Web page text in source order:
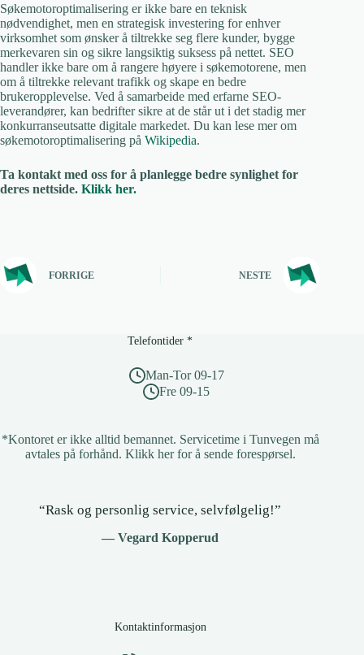
Søkemotoroptimalisering er ikke bare en teknisk
nødvendighet, men en strategisk investering for enhver
virksomhet som ønsker å tiltrekke seg flere kunder, bygge
merkevaren sin og sikre langsiktig suksess på nettet. SEO
handler ikke bare om å rangere høyere i søkemotorene, men
om å tiltrekke relevant trafikk og skape en bedre
brukeropplevelse. Ved å samarbeide med erfarne SEO-
leverandører, kan bedrifter sikre at de står ut i det stadig mer
konkurranseutsatte digitale markedet. Du kan lese mer om
søkemotoroptimalisering på Wikipedia.
Ta kontakt med oss for å planlegge bedre synlighet for
deres nettside. Klikk her.
FORRIGE NESTE
Telefontider *
Man-Tor 09-17
Fre 09-15
*Kontoret er ikke alltid bemannet. Servicetime i Tunvegen må
avtales på forhånd. Klikk her for å sende forespørsel.
“Rask og personlig service, selvfølgelig!”
— Vegard Kopperud
Kontaktinformasjon